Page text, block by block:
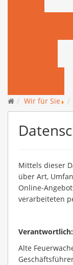
Wir für Sie
Mittels dieser
über Art,
Online-
verarbeiteten
Verantwortlich:
Alte